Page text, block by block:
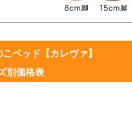
ベッド【カレヴァ】
別価格表